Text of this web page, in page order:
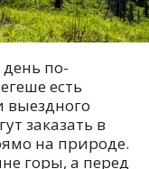
день по-
есть
выездного
заказать в
на природе.
горы, а перед